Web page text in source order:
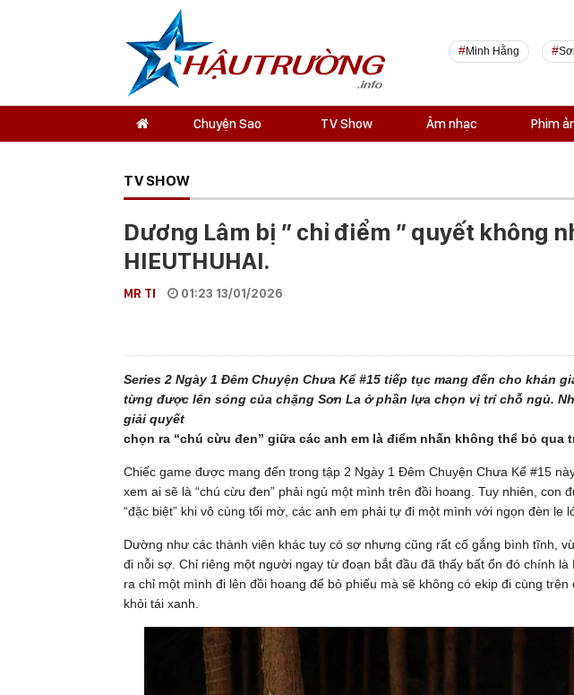
Minh Hằng
Chuyện Sao TV Show Âm nhạc Phim
TV SHOW
Dương Lâm bị ” chỉ điểm ” quyết không
HIEUTHUHAI.
MR TI 01:23 13/01/2026
Series 2 Ngày 1 Đêm Chuyện Chưa Kể #15 tiếp tục mang đến cho khán
từng được lên sóng của chặng Sơn La ở phần lựa chọn vị trí chỗ ngủ.
giải quyết
chọn ra “chú cừu đen” giữa các anh em là điểm nhấn không thể bỏ qua
Chiếc game được mang đến trong tập 2 Ngày 1 Đêm Chuyện Chưa Kể #15
xem ai sẽ là “chú cừu đen” phải ngủ một mình trên đồi hoang. Tuy nhiên, con
“đặc biệt” khi vô cùng tối mờ, các anh em phải tự đi một mình với ngọn đèn le
Dường như các thành viên khác tuy có sợ nhưng cũng rất cố gắng bình tĩnh,
đi nỗi sợ. Chỉ riêng một người ngay từ đoạn bắt đầu đã thấy bất ổn đó chính là
ra chỉ một mình đi lên đồi hoang để bỏ phiếu mà sẽ không có ekip đi cùng
khỏi tái xanh.